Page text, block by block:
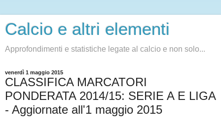
Calcio e altri elementi
Approfondimenti e statistiche legate al calcio e non solo...
venerdì 1 maggio 2015
CLASSIFICA MARCATORI
PONDERATA 2014/15: SERIE A E LIGA
- Aggiornate all'1 maggio 2015